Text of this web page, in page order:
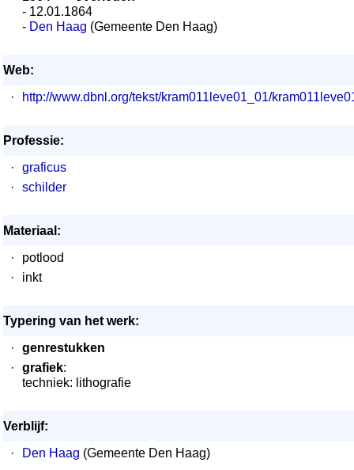
- 12.01.1864
- Den Haag (Gemeente Den Haag)
Web:
·
http://www.dbnl.org/tekst/kram011leve01_01/
Professie:
·
graficus
·
schilder
Materiaal:
·
potlood
·
inkt
Typering van het werk:
·
genrestukken
·
grafiek:
techniek: lithografie
Verblijf:
·
Den Haag (Gemeente Den Haag)